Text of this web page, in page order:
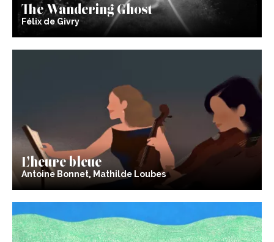
The Wandering Ghost
Félix de Givry
L’heure bleue
Antoine Bonnet, Mathilde Loubes